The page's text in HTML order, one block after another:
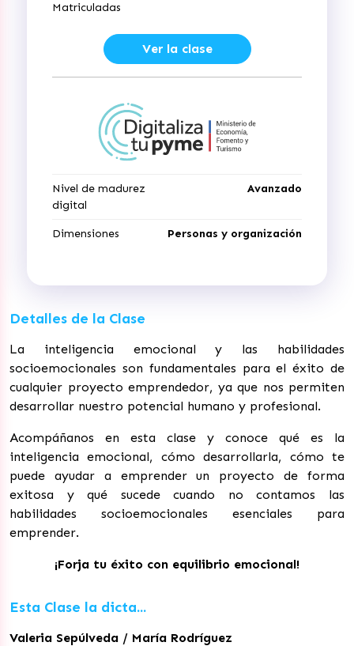
Matriculadas
Ver la clase
Nivel de madurez
digital
Avanzado
Dimensiones Personas y organización
Detalles de la Clase
La inteligencia emocional y las habilidades
socioemocionales son fundamentales para el éxito de
cualquier proyecto emprendedor, ya que nos permiten
desarrollar nuestro potencial humano y profesional.
Acompáñanos en esta clase y conoce qué es la
inteligencia emocional, cómo desarrollarla, cómo te
puede ayudar a emprender un proyecto de forma
exitosa y qué sucede cuando no contamos las
habilidades socioemocionales esenciales para
emprender.
¡Forja tu éxito con equilibrio emocional!
Esta Clase la dicta...
Valeria Sepúlveda / María Rodríguez